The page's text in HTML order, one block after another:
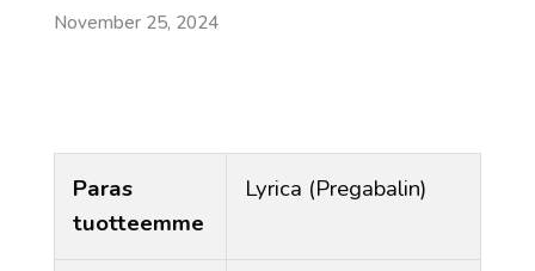
November 25, 2024
Paras
tuotteemme
Lyrica (Pregabalin)